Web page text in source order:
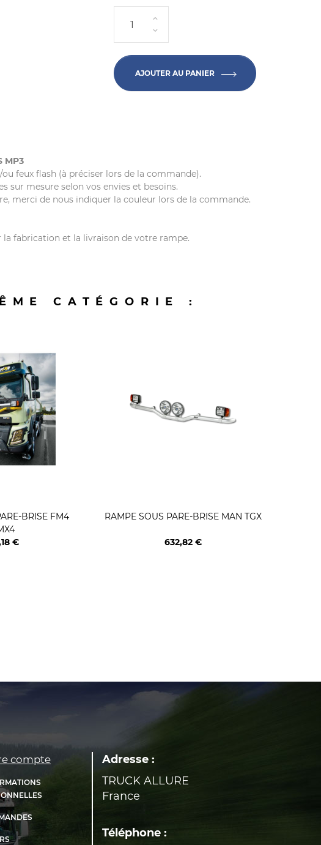
AJOUTER AU PANIER
MP3
feux flash (à préciser lors de la commande).
sur mesure selon vos envies et besoins.
merci de nous indiquer la couleur lors de la commande.
la fabrication et la livraison de votre rampe.
CATÉGORIE :
BRISE FM4
€
RAMPE SOUS PARE-BRISE MAN TGX
Prix
632,82 €
compte
Adresse :
TRUCK ALLURE
France
Téléphone :